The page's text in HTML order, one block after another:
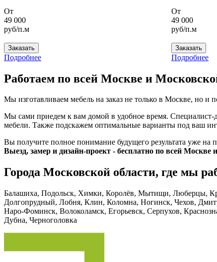
От
49 000
руб/п.м
Заказать
Подробнее
От
49 000
руб/п.м
Заказать
Подробнее
Работаем по всей Москве и
Мы изготавливаем мебель на заказ не только в Москве, но и
Мы сами приедем к вам домой в удобное время. Специалист-
мебели. Также подскажем оптимальные варианты под ваш
Вы получите полное понимание будущего результата уже на
Выезд, замер и дизайн-проект - бесплатно по всей Москве
Города Московской области, где мы
Балашиха, Подольск, Химки, Королёв, Мытищи, Люберцы,
Долгопрудный, Лобня, Клин, Коломна, Ногинск, Чехов,
Наро-Фоминск, Волоколамск, Егорьевск, Серпухов,
Дубна, Черноголовка